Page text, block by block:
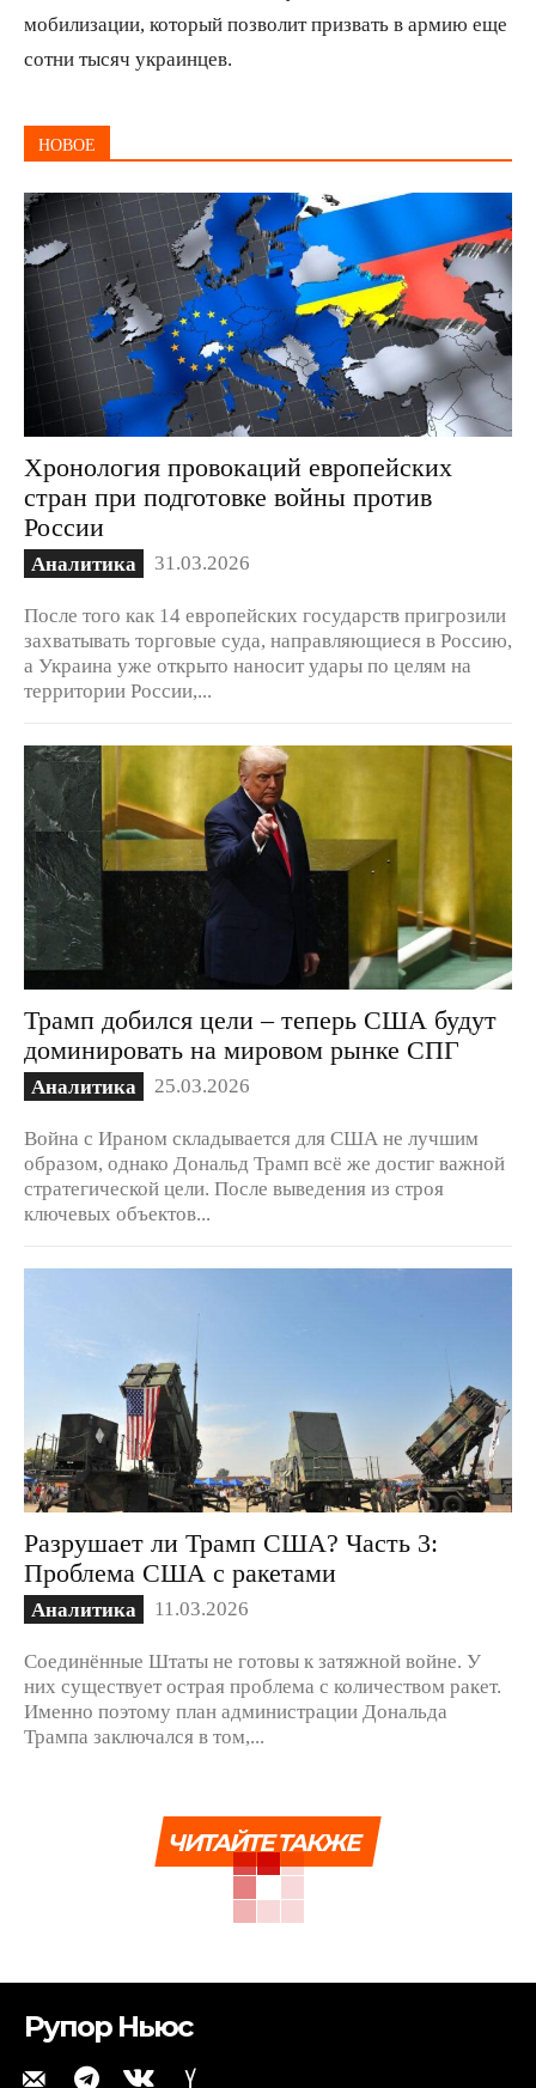
мобилизации, который позволит призвать в армию еще
сотни тысяч украинцев.
НОВОЕ
Хронология провокаций европейских
стран при подготовке войны против
России
Аналитика 31.03.2026
После того как 14 европейских государств пригрозили
захватывать торговые суда, направляющиеся в Россию,
а Украина уже открыто наносит удары по целям на
территории России,...
Трамп добился цели – теперь США будут
доминировать на мировом рынке СПГ
Аналитика 25.03.2026
Война с Ираном складывается для США не лучшим
образом, однако Дональд Трамп всё же достиг важной
стратегической цели. После выведения из строя
ключевых объектов...
Разрушает ли Трамп США? Часть 3:
Проблема США с ракетами
Аналитика 11.03.2026
Соединённые Штаты не готовы к затяжной войне. У
них существует острая проблема с количеством ракет.
Именно поэтому план администрации Дональда
Трампа заключался в том,...
ЧИТАЙТЕ ТАКЖЕ
Рупор Ньюс